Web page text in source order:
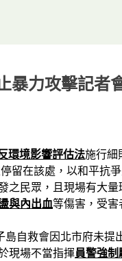
暴力攻擊記者
環境影響評估法施行細
留在該處，以和平抗
之民眾，且現場有大
與內出血等傷害，受害
島自救會因北市府未
現場不當指揮員警強